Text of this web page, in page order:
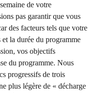
de votre
pas garantir que vous
des facteurs tels que votre
la durée du programme
vos objectifs
du programme. Nous
progressifs de trois
plus légère de « décharge